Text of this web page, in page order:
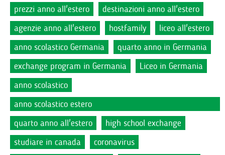
prezzi anno all'estero
destinazioni anno all'estero
agenzie anno all'estero
hostfamily
liceo all'estero
anno scolastico Germania
quarto anno in Germania
exchange program in Germania
Liceo in Germania
anno scolastico
anno scolastico estero
quarto anno all'estero
high school exchange
studiare in canada
coronavirus